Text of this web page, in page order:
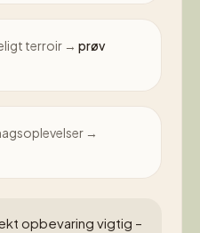
terroir → prøv
→
opbevaring vigtig –